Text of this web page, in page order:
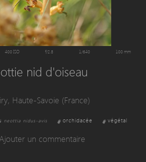
400 ISO f/2.8 1/640 100 mm
nid d'oiseau
Haute-Savoie (France)
neottia nidus-avis orchidacée végétal
un commentaire